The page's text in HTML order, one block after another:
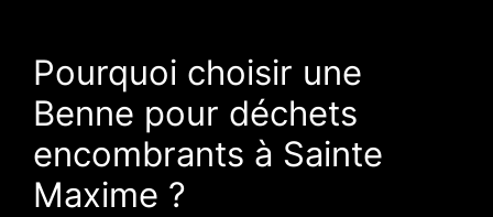
Pourquoi choisir une
Benne pour déchets
encombrants à Sainte
Maxime ?